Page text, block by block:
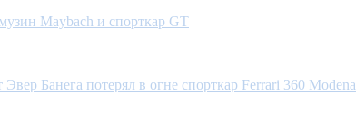
Maybach и спорткар GT
Эвер Банега потерял в огне спорткар Ferrari 360 Modena